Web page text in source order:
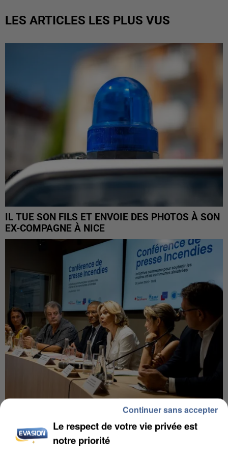
LES ARTICLES LES PLUS VUS
IL TUE SON FILS ET ENVOIE DES PHOTOS À SON
EX-COMPAGNE À NICE
INCENDIES : L’ÎLE-DE-FRANCE LANCE UN ÉLAN
DE SOLIDARITÉ AVEC LES...
Le respect de votre vie privée est
notre priorité
Continuer sans accepter